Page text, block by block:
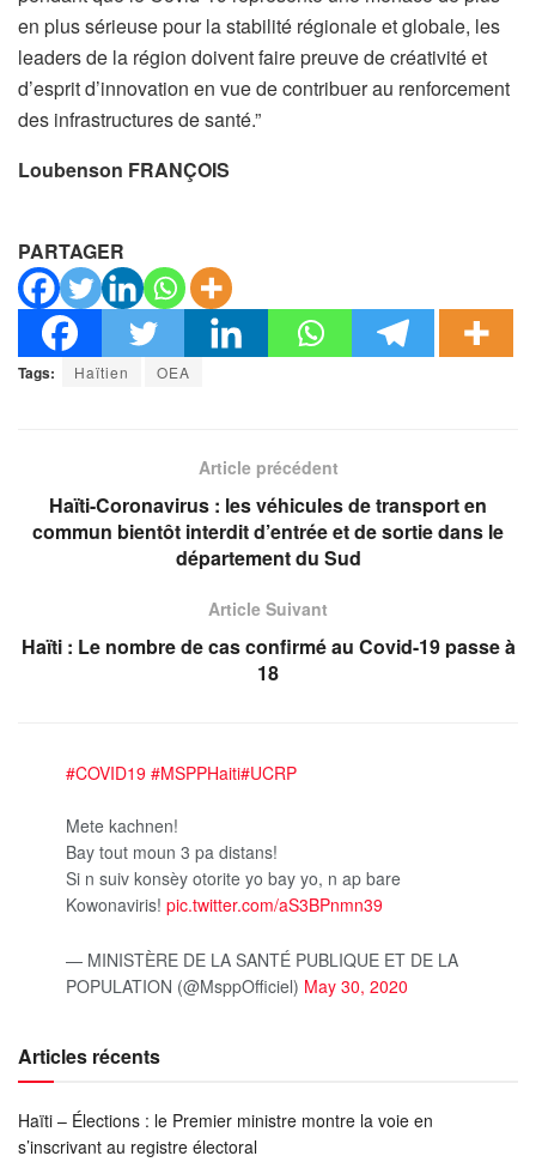
en plus sérieuse pour la stabilité régionale et globale, les
leaders de la région doivent faire preuve de créativité et
d’esprit d’innovation en vue de contribuer au renforcement
des infrastructures de santé.”
Loubenson FRANÇOIS
PARTAGER
Tags: Haïtien OEA
Article précédent
Haïti-Coronavirus : les véhicules de transport en
commun bientôt interdit d’entrée et de sortie dans le
département du Sud
Article Suivant
Haïti : Le nombre de cas confirmé au Covid-19 passe à
18
#COVID19 #MSPPHaiti#UCRP
Mete kachnen!
Bay tout moun 3 pa distans!
Si n suiv konsèy otorite yo bay yo, n ap bare
Kowonaviris! pic.twitter.com/aS3BPnmn39
— MINISTÈRE DE LA SANTÉ PUBLIQUE ET DE LA
POPULATION (@MsppOfficiel) May 30, 2020
Articles récents
Haïti – Élections : le Premier ministre montre la voie en
s’inscrivant au registre électoral